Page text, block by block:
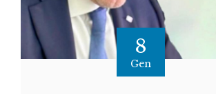
8
Gen